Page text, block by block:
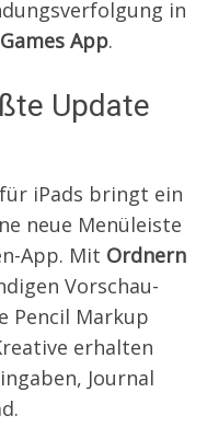
in
App.
Update
iPads bringt ein
neue Menüleiste
App. Mit Ordnern
Vorschau-
Pencil Markup
erhalten
Journal